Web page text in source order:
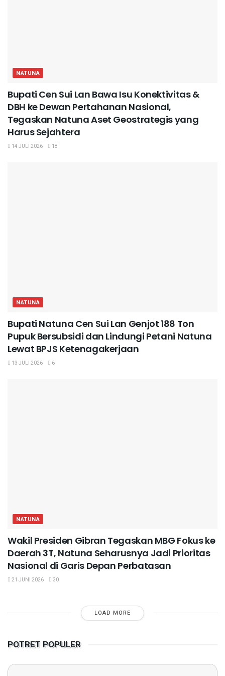
NATUNA
Bupati Cen Sui Lan Bawa Isu Konektivitas &
DBH ke Dewan Pertahanan Nasional,
Tegaskan Natuna Aset Geostrategis yang
Harus Sejahtera
14 JULI 2026 18
NATUNA
Bupati Natuna Cen Sui Lan Genjot 188 Ton
Pupuk Bersubsidi dan Lindungi Petani Natuna
Lewat BPJS Ketenagakerjaan
13 JULI 2026 6
NATUNA
Wakil Presiden Gibran Tegaskan MBG Fokus ke
Daerah 3T, Natuna Seharusnya Jadi Prioritas
Nasional di Garis Depan Perbatasan
21 JUNI 2026 30
LOAD MORE
POTRET POPULER